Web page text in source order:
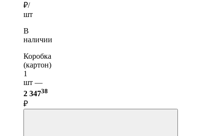
₽/
шт
В
наличии
Коробка
(картон)
1
шт —
2 34738
₽